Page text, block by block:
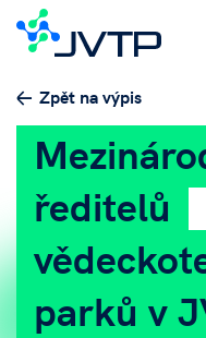
Zpět na výpis
ředitelů
parků v